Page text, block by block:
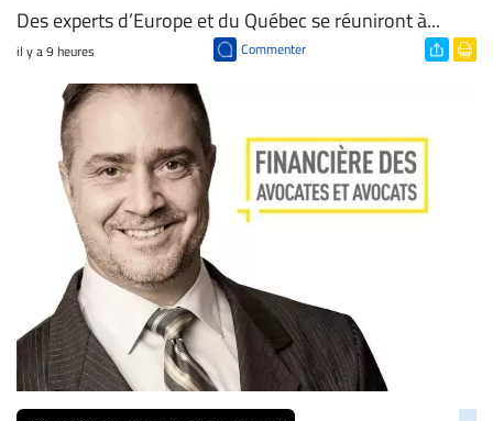
Des experts d’Europe et du Québec se réuniront à...
il y a 9 heures Commenter